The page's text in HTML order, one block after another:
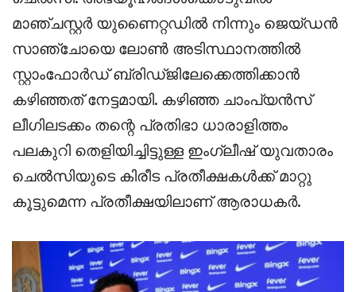
മാഞ്ചസ്റ്റർ യുണൈറ്റഡിൽ നിന്നും ജെയ്ഡൻ
സാഞ്ചോയെ ലോൺ അടിസ്ഥാനത്തിൽ
സ്റ്റാംഫോർഡ് ബ്രിഡ്ജിലേക്കെത്തിക്കാൻ
കഴിഞ്ഞത് നേട്ടമായി. കഴിഞ്ഞ ചാംപ്യൻസ്
ലീഗിലടക്കം തന്റെ പ്രതിഭാ ധാരാളിത്തം
പലകുറി തെളിയിച്ചിട്ടുള്ള ഇംഗ്ലീഷ് യുവതാരം
ചെൽസിയുടെ കിരീട പ്രതീക്ഷകൾക്ക് മാറ്റു
കൂട്ടുമെന്ന പ്രതീക്ഷയിലാണ് ആരാധകർ.